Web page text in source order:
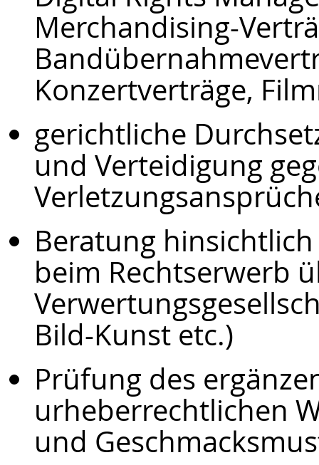
Merchandising-
Konzertverträge,
gerichtliche
und Verteidigung
Beratung
beim Rechtserwerb
Bild-Kunst etc.)
Prüfung des
urheberrechtlichen
und